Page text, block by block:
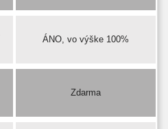
ÁNO, vo výške 100%
Zdarma